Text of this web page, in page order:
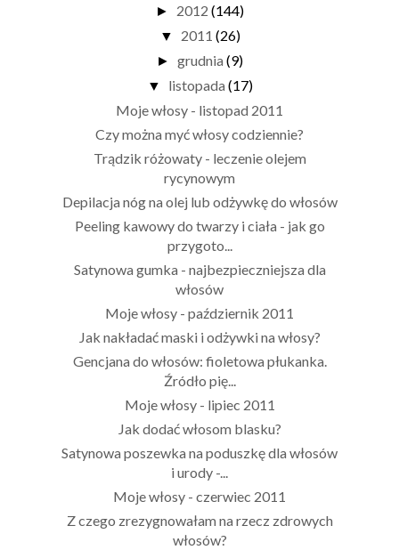
► 2012 (144)
▼ 2011 (26)
► grudnia (9)
▼ listopada (17)
Moje włosy - listopad 2011
Czy można myć włosy codziennie?
Trądzik różowaty - leczenie olejem
rycynowym
Depilacja nóg na olej lub odżywkę do włosów
Peeling kawowy do twarzy i ciała - jak go
przygoto...
Satynowa gumka - najbezpieczniejsza dla
włosów
Moje włosy - październik 2011
Jak nakładać maski i odżywki na włosy?
Gencjana do włosów: fioletowa płukanka.
Źródło pię...
Moje włosy - lipiec 2011
Jak dodać włosom blasku?
Satynowa poszewka na poduszkę dla włosów
i urody -...
Moje włosy - czerwiec 2011
Z czego zrezygnowałam na rzecz zdrowych
włosów?